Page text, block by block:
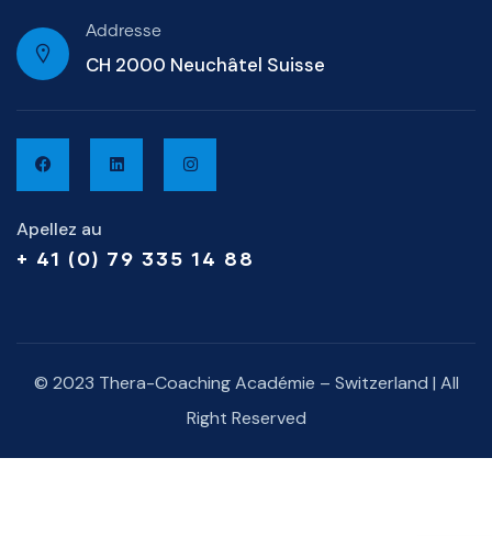
Addresse
CH 2000 Neuchâtel Suisse
Apellez au
+ 41 (0) 79 335 14 88
© 2023 Thera-Coaching Académie – Switzerland | All
Right Reserved